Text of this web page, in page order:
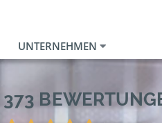
UNTERNEHMEN
373